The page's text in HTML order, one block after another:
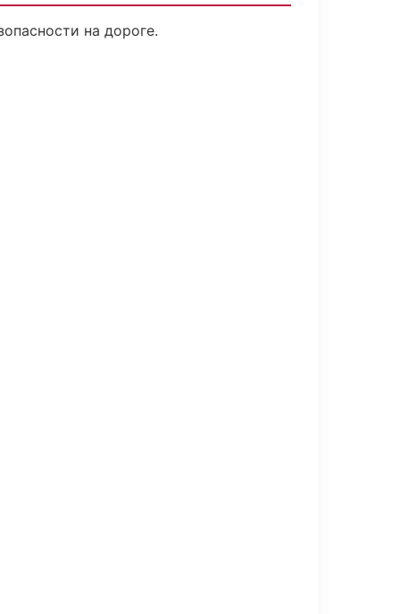
на дороге.